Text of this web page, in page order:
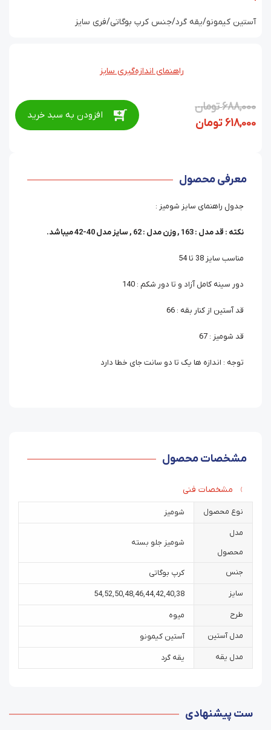
آستین کیمونو/یقه گرد/جنس کرپ بوگاتی/فری سایز
راهنمای اندازه‌گیری سایز
688,000تومان
618,000تومان
افزودن به سبد خرید
معرفی محصول
جدول راهنمای سایز شومیز :
نکته : قد مدل : 163 , وزن مدل : 62 , سایز مدل 40-42 میباشد.
مناسب سایز 38 تا 54
دور سینه کامل آزاد و تا دور شکم : 140
قد آستین از کنار بقه : 66
قد شومیز : 67
توجه : اندازه ها یک تا دو سانت جای خطا دارد
مشخصات محصول
مشخصات فنی
نوع محصول شومیز
مدل
محصول
شومیز جلو بسته
جنس کرپ بوگاتی
سایز 38
,
40
,
42
,
44
,
46
,
48
,
50
,
52
,
54
طرح میوه
مدل آستین آستین کیمونو
مدل یقه یقه گرد
ست پیشنهادی